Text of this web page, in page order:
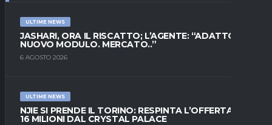
ULTIME NEWS
JASHARI, ORA IL RISCATTO; L’AGENTE: “ADATTO AL
NUOVO MODULO. MERCATO..”
6 AGOSTO 2026
ULTIME NEWS
NJIE SI PRENDE IL TORINO: RESPINTA L’OFFERTA DI
16 MILIONI DAL CRYSTAL PALACE